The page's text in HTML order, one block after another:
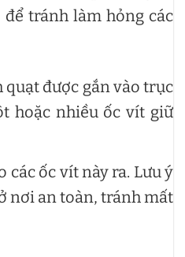
tránh làm hỏng các
quạt được gắn vào trục
hoặc nhiều ốc vít giữ
các ốc vít này ra. Lưu ý
nơi an toàn, tránh mất